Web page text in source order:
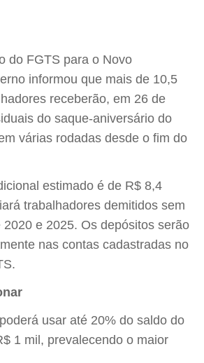
do FGTS para o Novo
informou que mais de 10,5
receberão, em 26 de
do saque-aniversário do
várias rodadas desde o fim do
estimado é de R$ 8,4
trabalhadores demitidos sem
2020 e 2025. Os depósitos serão
nas contas cadastradas no
usar até 20% do saldo do
1 mil, prevalecendo o maior